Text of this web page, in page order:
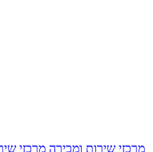
מרכזי שירות ומכירה מרכזי